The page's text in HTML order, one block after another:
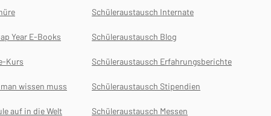
Year E-Books
Kurs
wissen muss
auf in die Welt
Schüleraustausch Internate
Schüleraustausch Blog
Schüleraustausch Erfahrungsberichte
Schüleraustausch Stipendien
Schüleraustausch Messen